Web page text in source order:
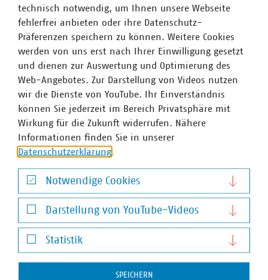
Geschäftsführer des OOWV, wurden als stellvertretende
Landesgruppenvorsitzende wiedergewählt.
Weitere Informationen entnehmen Sie bitte der
Pressemitteilung der Stadtwerke Göttingen.
VKU-Bereiche
technisch notwendig, um Ihnen unsere Webseite
fehlerfrei anbieten oder ihre Datenschutz-
Präferenzen speichern zu können. Weitere Cookies
werden von uns erst nach Ihrer Einwilligung gesetzt
und dienen zur Auswertung und Optimierung des
Web-Angebotes. Zur Darstellung von Videos nutzen
wir die Dienste von YouTube. Ihr Einverständnis
können Sie jederzeit im Bereich Privatsphäre mit
Wirkung für die Zukunft widerrufen. Nähere
Informationen finden Sie in unserer
Datenschutzerklärung
Notwendige Cookies
Notwendige Cookies
Darstellung von YouTube-Videos
Darstellung von YouTube-Videos
Statistik
Statistik
SPEICHERN